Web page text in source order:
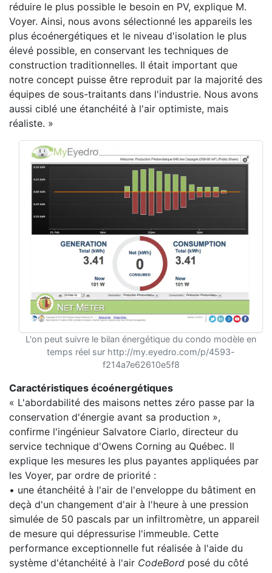
réduire le plus possible le besoin en PV, explique M.
Voyer. Ainsi, nous avons sélectionné les appareils les
plus écoénergétiques et le niveau d'isolation le plus
élevé possible, en conservant les techniques de
construction traditionnelles. Il était important que
notre concept puisse être reproduit par la majorité des
équipes de sous-traitants dans l'industrie. Nous avons
aussi ciblé une étanchéité à l'air optimiste, mais
réaliste. »
L'on peut suivre le bilan énergétique du condo modèle en
temps réel sur http://my.eyedro.com/p/4593-
f214a7e62610e5f8
Caractéristiques écoénergétiques
« L'abordabilité des maisons nettes zéro passe par la
conservation d'énergie avant sa production »,
confirme l'ingénieur Salvatore Ciarlo, directeur du
service technique d'Owens Corning au Québec. Il
explique les mesures les plus payantes appliquées par
les Voyer, par ordre de priorité :
• une étanchéité à l'air de l'enveloppe du bâtiment en
deçà d'un changement d'air à l'heure à une pression
simulée de 50 pascals par un infiltromètre, un appareil
de mesure qui dépressurise l'immeuble. Cette
performance exceptionnelle fut réalisée à l'aide du
système d'étanchéité à l'air CodeBord posé du côté